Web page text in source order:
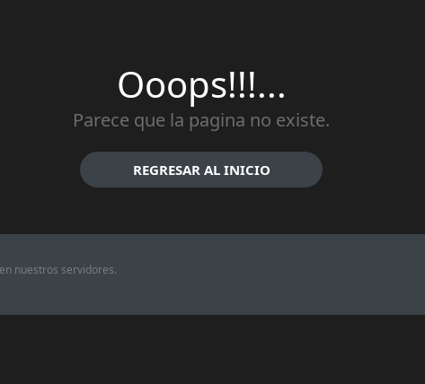
Ooops!!!...
Parece que la pagina no existe.
REGRESAR AL INICIO
nuestros servidores.